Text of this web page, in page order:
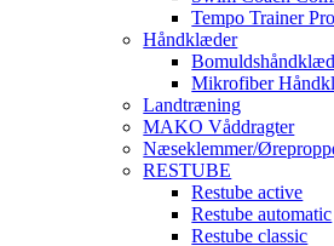
Tempo Trainer Pro
Håndklæder
Mikrofiber
Landtræning
MAKO Våddragter
Næseklemmer/
RESTUBE
Restube active
Restube automatic
Restube classic